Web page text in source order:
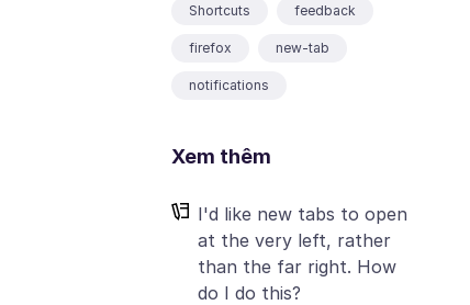
Shortcuts feedback
firefox new-tab
notifications
Xem thêm
I'd like new tabs to open
at the very left, rather
than the far right. How
do I do this?